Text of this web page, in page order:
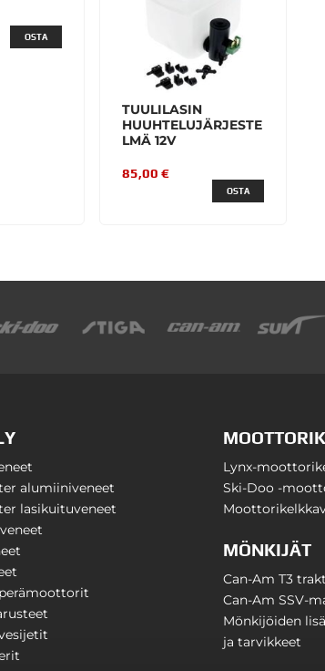
OSTA
TUULILASIN
HUUHTELUJÄRJESTE
LMÄ 12V
85,00 €
OSTA
alumiiniveneet
lasikuituveneet
Lynx-
Ski-Doo -
MÖNKIJÄT
Can-Am T3
Can-Am SSV-
Mönkijöiden
ja tarvikkeet